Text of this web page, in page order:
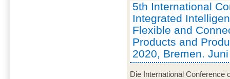
5th International
Integrated
Flexible and
Products and
2020, Bremen.
Die International Conference